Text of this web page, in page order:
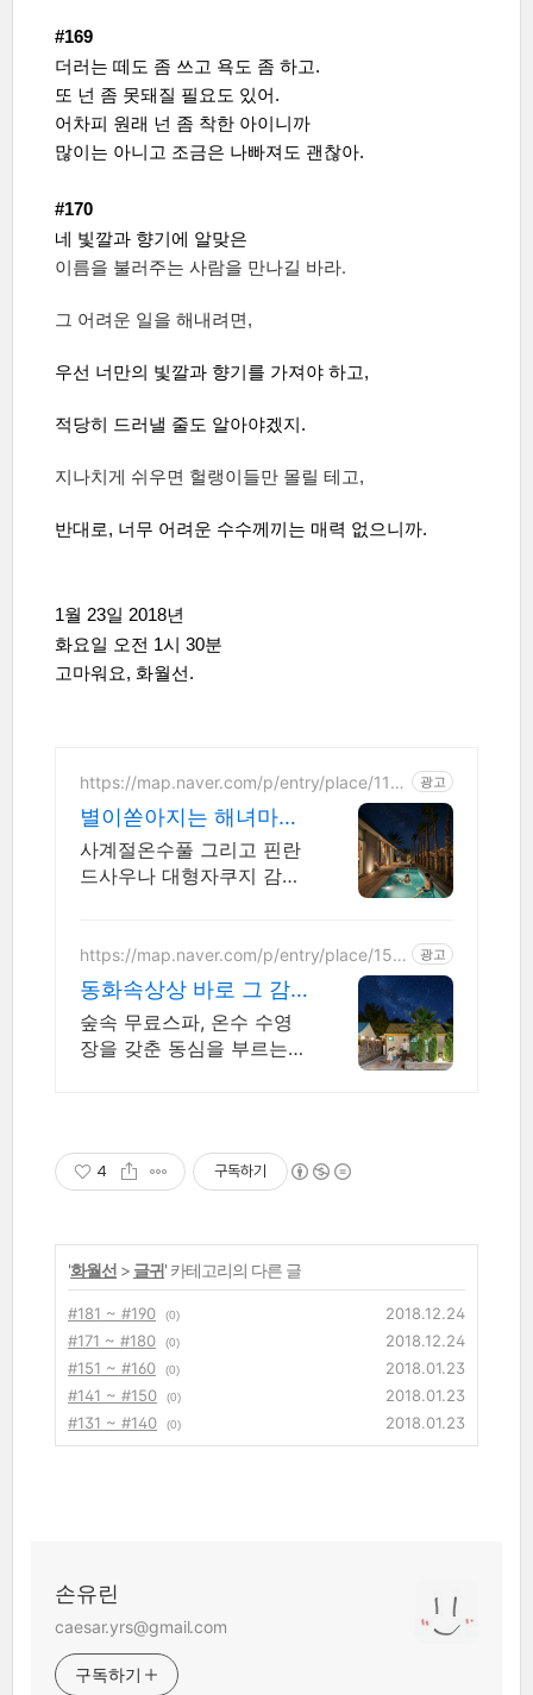
#169
더러는 떼도 좀 쓰고 욕도 좀 하고.
또 넌 좀 못돼질 필요도 있어.
어차피 원래 넌 좀 착한 아이니까
많이는 아니고 조금은 나빠져도 괜찮아.
#170
네 빛깔과 향기에 알맞은
이름을 불러주는 사람을 만나길 바라.
그 어려운 일을 해내려면,
우선 너만의 빛깔과 향기를 가져야 하고,
적당히 드러낼 줄도 알아야겠지.
지나치게 쉬우면 헐랭이들만 몰릴 테고,
반대로, 너무 어려운 수수께끼는 매력 없으니까.
1월 23일 2018년
화요일 오전 1시 30분
고마워요, 화월선.
https://map.naver.com/p/entry/place/119
광고
별이쏟아지는 해녀마을
풀빌라 르세라핌도 다녀
간 감성풀빌라
사계절온수풀 그리고 핀란
드사우나 대형자쿠지 감성
온수풀과 스파, 불멍.제주해
녀마을 돌담길 속에서느끼
는 온전한휴식
https://map.naver.com/p/entry/place/154
광고
동화속상상 바로 그 감
성숙소 제주서쪽 오설록
근처 완벽독채
숲속 무료스파, 온수 수영
장을 갖춘 동심을 부르는
스파, 아기용품 풀 세트 제
공, 청결
4 구독하기
'화월선 > 글귀' 카테고리의 다른 글
#181 ~ #190 (0)
2018.12.24
#171 ~ #180
(0)
2018.12.24
#151 ~ #160
(0)
2018.01.23
#141 ~ #150
(0)
2018.01.23
#131 ~ #140
(0) 2018.01.23
손유린
caesar.yrs@gmail.com
구독하기